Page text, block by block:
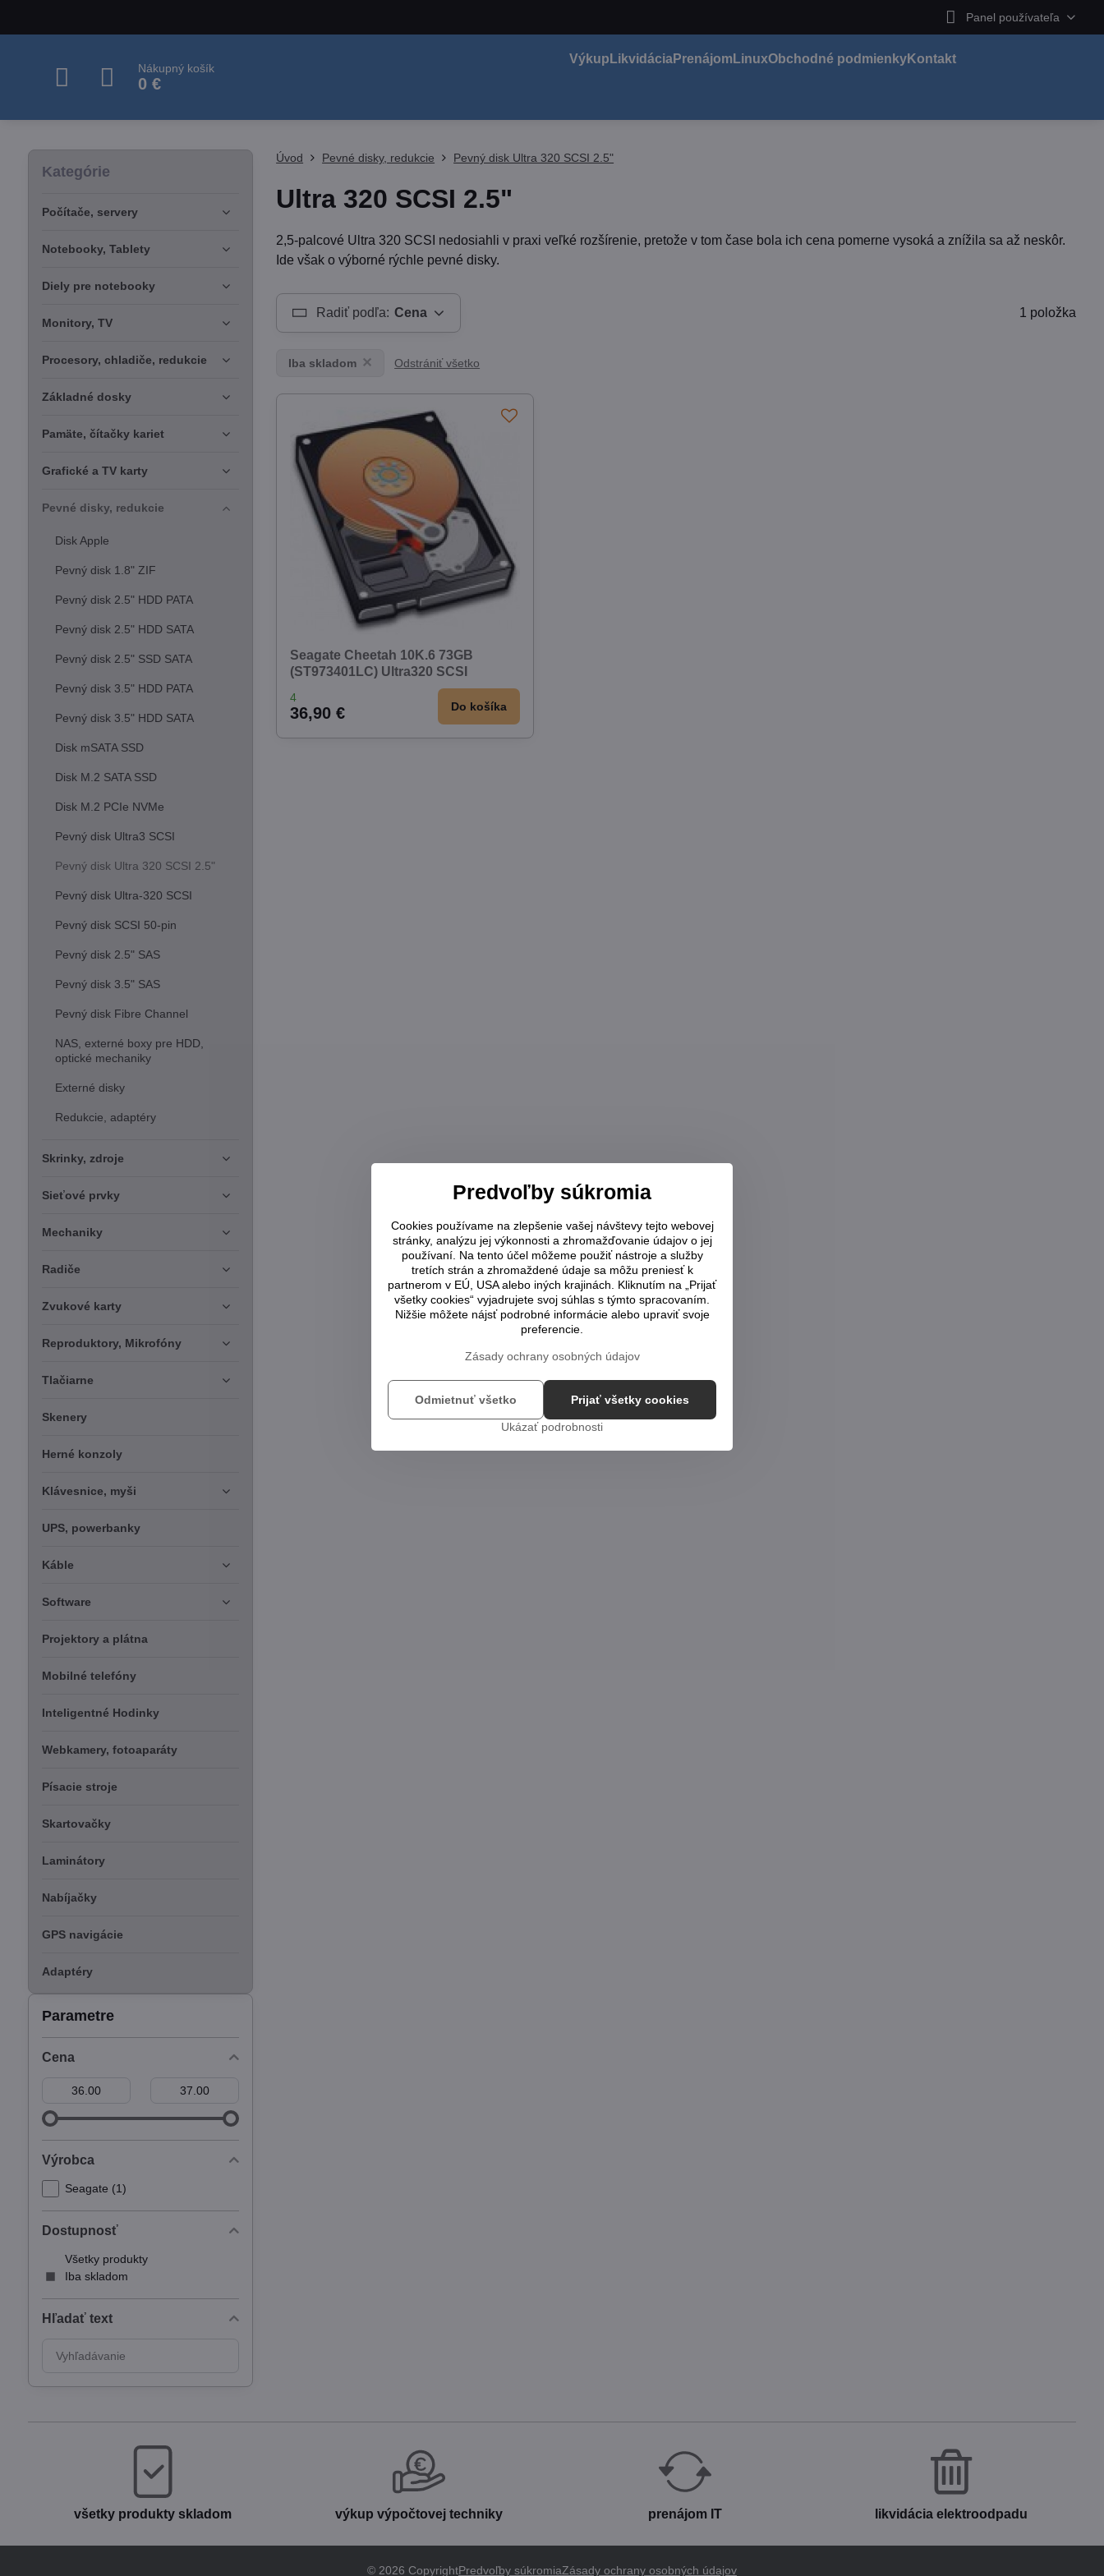
Panel používateľa
Nákupný košík
0 €
Výkup LikvidáciaPrenájom LinuxObchodné podmienkyKontakt
Úvod Pevné disky, redukcie Pevný disk Ultra 320 SCSI 2.5"
Ultra 320 SCSI 2.5"
2,5-palcové Ultra 320 SCSI nedosiahli v praxi veľké rozšírenie, pretože v tom čase bola ich cena pomerne vysoká a znížila sa až neskôr.
Ide však o výborné rýchle pevné disky.
Radiť podľa: Cena 1 položka
Iba skladom Odstrániť všetko
Seagate Cheetah 10K.6 73GB
(ST973401LC) Ultra320 SCSI
4
36,90 € Do košíka
Parametre
Cena
Výrobca
Seagate (1)
Dostupnosť
Všetky produkty
Iba skladom
Hľadať text
výsledky
filtra
Kategórie
Počítače, servery
Notebooky, Tablety
Diely pre notebooky
Monitory, TV
Procesory, chladiče, redukcie
Základné dosky
Pamäte, čítačky kariet
Grafické a TV karty
Pevné disky, redukcie
Disk Apple
Pevný disk 1.8" ZIF
Pevný disk 2.5" HDD PATA
Pevný disk 2.5" HDD SATA
Pevný disk 2.5" SSD SATA
Pevný disk 3.5" HDD PATA
Pevný disk 3.5" HDD SATA
Disk mSATA SSD
Disk M.2 SATA SSD
Disk M.2 PCIe NVMe
Pevný disk Ultra3 SCSI
Pevný disk Ultra 320 SCSI 2.5"
Pevný disk Ultra-320 SCSI
Pevný disk SCSI 50-pin
Pevný disk 2.5" SAS
Pevný disk 3.5" SAS
Pevný disk Fibre Channel
NAS, externé boxy pre HDD,
optické mechaniky
Externé disky
Redukcie, adaptéry
Skrinky, zdroje
Sieťové prvky
Mechaniky
Radiče
Zvukové karty
Reproduktory, Mikrofóny
Tlačiarne
Skenery
Herné konzoly
Klávesnice, myši
UPS, powerbanky
Káble
Software
Projektory a plátna
Mobilné telefóny
Inteligentné Hodinky
Webkamery, fotoaparáty
Písacie stroje
Skartovačky
Laminátory
Nabíjačky
GPS navigácie
Adaptéry
všetky produkty skladom výkup výpočtovej techniky prenájom IT likvidácia elektroodpadu
© 2026 CopyrightPredvoľby súkromiaZásady ochrany osobných údajov
Predvoľby súkromia
Cookies používame na zlepšenie vašej návštevy tejto webovej
stránky, analýzu jej výkonnosti a zhromažďovanie údajov o jej
používaní. Na tento účel môžeme použiť nástroje a služby
tretích strán a zhromaždené údaje sa môžu preniesť k
partnerom v EÚ, USA alebo iných krajinách. Kliknutím na „Prijať
všetky cookies“ vyjadrujete svoj súhlas s týmto spracovaním.
Nižšie môžete nájsť podrobné informácie alebo upraviť svoje
preferencie.
Zásady ochrany osobných údajov
Ukázať podrobnosti
Prijať všetky cookies
Odmietnuť všetko